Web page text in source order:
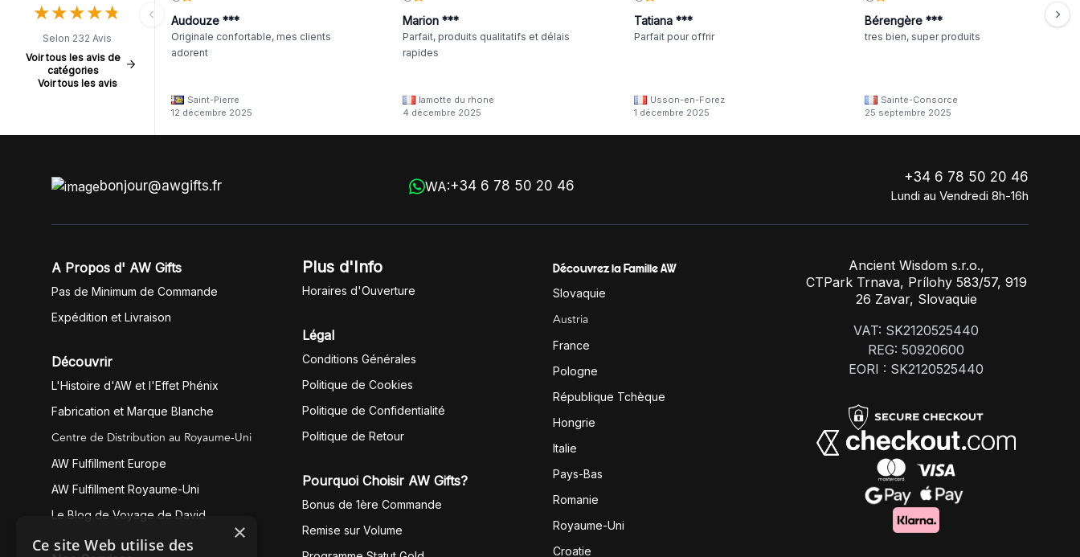
★★★★★
★★★★★
Selon 232 Avis
Voir tous les avis de
catégories
Voir tous les avis
Audouze ***
Originale confortable, mes clients
adorent
Saint-Pierre
12 décembre 2025
Marion ***
Parfait, produits qualitatifs et délais
rapides
lamotte du rhone
4 décembre 2025
Tatiana ***
Parfait pour offrir
Usson-en-Forez
1 décembre 2025
Bérengère ***
tres bien, super produits
Sainte-Consorce
25 septembre 2025
bonjour@awgifts.fr WA:+34 6 78 50 20 46
+34 6 78 50 20 46
Lundi au Vendredi 8h-16h
A Propos d' AW Gifts
Pas de Minimum de Commande
Expédition et Livraison
Découvrir
L'Histoire d'AW et l'Effet Phénix
Fabrication et Marque Blanche
Centre de Distribution au Royaume-Uni
AW Fulfillment Europe
AW Fulfillment Royaume-Uni
Le Blog de Voyage de David
Plus d'Info
Horaires d'Ouverture
Légal
Conditions Générales
Politique de Cookies
Politique de Confidentialité
Politique de Retour
Pourquoi Choisir AW Gifts?
Bonus de 1ère Commande
Remise sur Volume
Découvrez la Famille AW
Slovaquie
Austria
France
Pologne
République Tchèque
Hongrie
Italie
Pays-Bas
Romanie
Royaume-Uni
Croatie
Ancient Wisdom s.r.o.,
CTPark Trnava, Prílohy 583/57, 919
26 Zavar, Slovaquie
VAT: SK2120525440
REG: 50920600
EORI : SK2120525440
×
Ce site Web utilise des